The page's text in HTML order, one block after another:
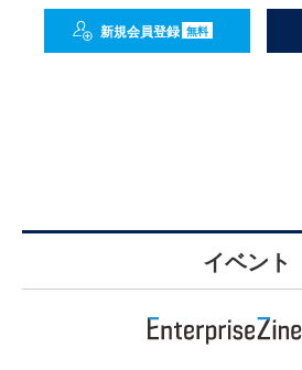
新規会員登録 無料
イベント